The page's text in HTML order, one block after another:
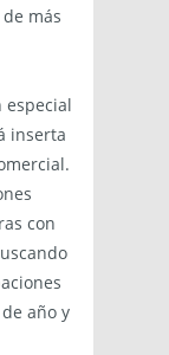
más
especial
inserta
con
año y